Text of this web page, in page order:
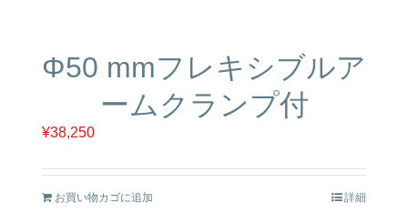
Φ50 mmフレキシブルア
ームクランプ付
¥38,250
お買い物カゴに追加 詳細